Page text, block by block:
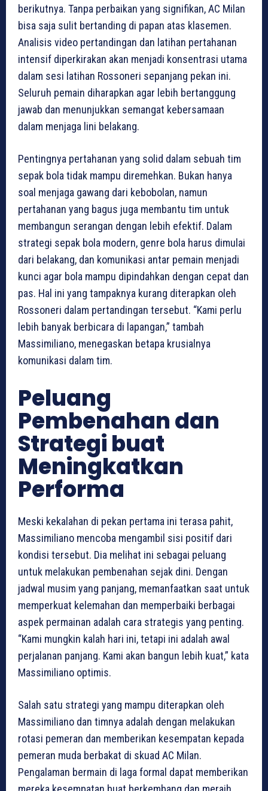
berikutnya. Tanpa perbaikan yang signifikan, AC Milan
bisa saja sulit bertanding di papan atas klasemen.
Analisis video pertandingan dan latihan pertahanan
intensif diperkirakan akan menjadi konsentrasi utama
dalam sesi latihan Rossoneri sepanjang pekan ini.
Seluruh pemain diharapkan agar lebih bertanggung
jawab dan menunjukkan semangat kebersamaan
dalam menjaga lini belakang.
Pentingnya pertahanan yang solid dalam sebuah tim
sepak bola tidak mampu diremehkan. Bukan hanya
soal menjaga gawang dari kebobolan, namun
pertahanan yang bagus juga membantu tim untuk
membangun serangan dengan lebih efektif. Dalam
strategi sepak bola modern, genre bola harus dimulai
dari belakang, dan komunikasi antar pemain menjadi
kunci agar bola mampu dipindahkan dengan cepat dan
pas. Hal ini yang tampaknya kurang diterapkan oleh
Rossoneri dalam pertandingan tersebut. “Kami perlu
lebih banyak berbicara di lapangan,” tambah
Massimiliano, menegaskan betapa krusialnya
komunikasi dalam tim.
Peluang
Pembenahan dan
Strategi buat
Meningkatkan
Performa
Meski kekalahan di pekan pertama ini terasa pahit,
Massimiliano mencoba mengambil sisi positif dari
kondisi tersebut. Dia melihat ini sebagai peluang
untuk melakukan pembenahan sejak dini. Dengan
jadwal musim yang panjang, memanfaatkan saat untuk
memperkuat kelemahan dan memperbaiki berbagai
aspek permainan adalah cara strategis yang penting.
“Kami mungkin kalah hari ini, tetapi ini adalah awal
perjalanan panjang. Kami akan bangun lebih kuat,” kata
Massimiliano optimis.
Salah satu strategi yang mampu diterapkan oleh
Massimiliano dan timnya adalah dengan melakukan
rotasi pemeran dan memberikan kesempatan kepada
pemeran muda berbakat di skuad AC Milan.
Pengalaman bermain di laga formal dapat memberikan